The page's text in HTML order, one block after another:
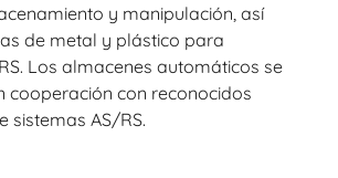
y manipulación, así
de metal y plástico para
Los almacenes automáticos se
cooperación con reconocidos
sistemas AS/RS.